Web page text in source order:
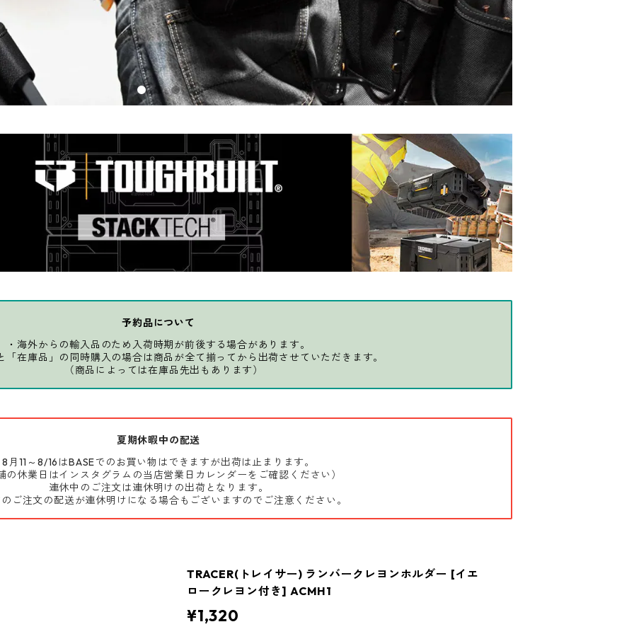
予約品について
・海外からの輸入品のため入荷時期が前後する場合があります。
「在庫品」の同時購入の場合は商品が全て揃ってから出荷させていただきます。
（商品によっては在庫品先出もあります）
夏期休暇中の配送
8月11～8/16はBASEでのお買い物はできますが出荷は止まります。
の休業日はインスタグラムの当店営業日カレンダーをご確認ください）
連休中のご注文は連休明けの出荷となります。
ご注文の配送が連休明けになる場合もございますのでご注意ください。
TRACER(トレイサー) ランバークレヨンホルダー [イエ
ロークレヨン付き] ACMH1
¥1,320